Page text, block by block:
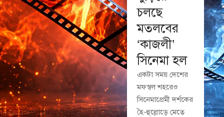
চলছে
মতলবের
‘কাজলী’
সিনেমা হল
একটা সময় দেশের
মফস্বল শহরেও
সিনেমাপ্রেমী দর্শকের
হৈ-হুল্লোড়ে মেতে